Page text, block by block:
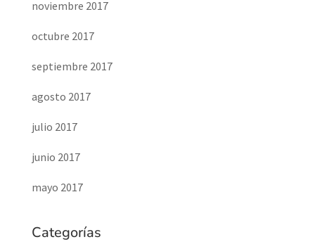
noviembre 2017
octubre 2017
septiembre 2017
agosto 2017
julio 2017
junio 2017
mayo 2017
Categorías